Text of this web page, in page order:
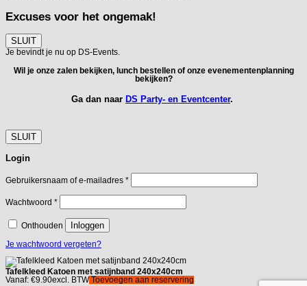
Excuses voor het ongemak!
SLUIT
Je bevindt je nu op DS-Events.
Wil je onze zalen bekijken, lunch bestellen of onze evenementenplanning
bekijken?
Ga dan naar DS Party- en Eventcenter.
SLUIT
Login
Gebruikersnaam of e-mailadres *Vereist
Wachtwoord *Vereist
Onthouden Inloggen
Je wachtwoord vergeten?
Tafelkleed Katoen met satijnband 240x240cm
Vanaf: €9.90excl. BTW Toevoegen aan reservering